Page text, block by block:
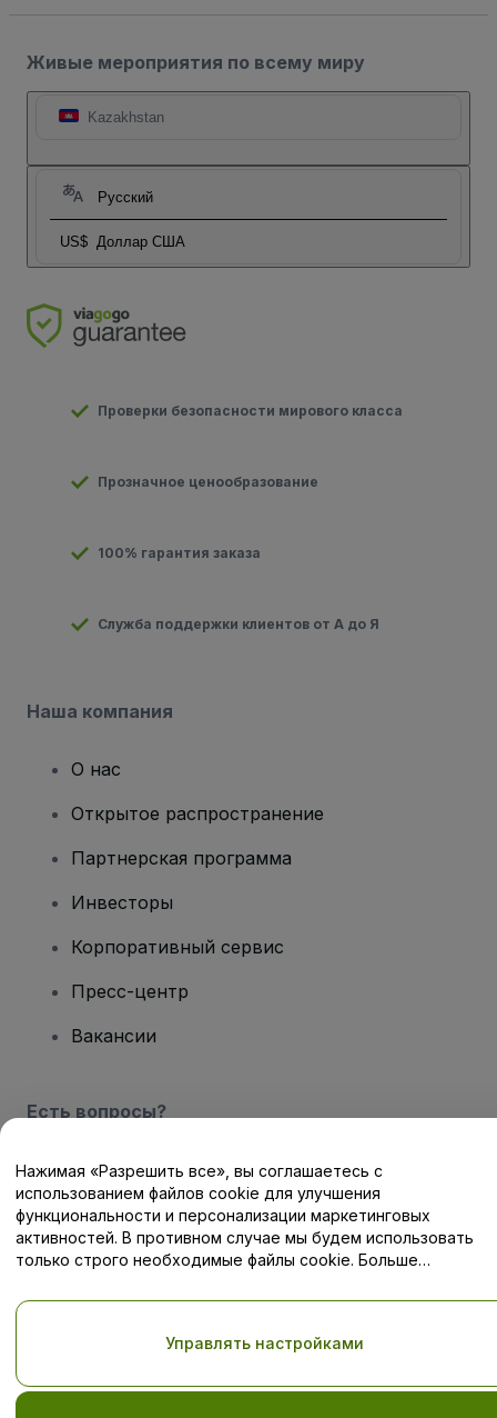
Живые мероприятия по всему миру
Kazakhstan
Русский
US$ Доллар США
Проверки безопасности мирового класса
Прозначное ценообразование
100% гарантия заказа
Служба поддержки клиентов от А до Я
Наша компания
О нас
Открытое распространение
Партнерская программа
Инвесторы
Корпоративный сервис
Пресс-центр
Вакансии
Есть вопросы?
Центр помощи / Свяжитесь с нами
Авторские права © viagogo GmbH 2026 Сведения о компании
, а также Политики конфиденциальности
Политики в отношении файлов cookie , иПолитики
Не передавайте мою личную информацию третьим лицам/Ваши
Нажимая «Разрешить все», вы соглашаетесь с
использованием файлов cookie для улучшения
функциональности и персонализации маркетинговых
активностей. В противном случае мы будем использовать
только строго необходимые файлы cookie. Больше
Управлять настройками